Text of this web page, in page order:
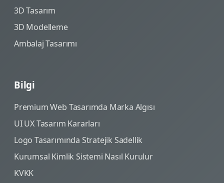
3D Tasarım
3D Modelleme
Ambalaj Tasarımı
Bilgi
Premium Web Tasarımda Marka Algısı
UI UX Tasarım Kararları
Logo Tasarımında Stratejik Sadellik
Kurumsal Kimlik Sistemi Nasıl Kurulur
KVKK